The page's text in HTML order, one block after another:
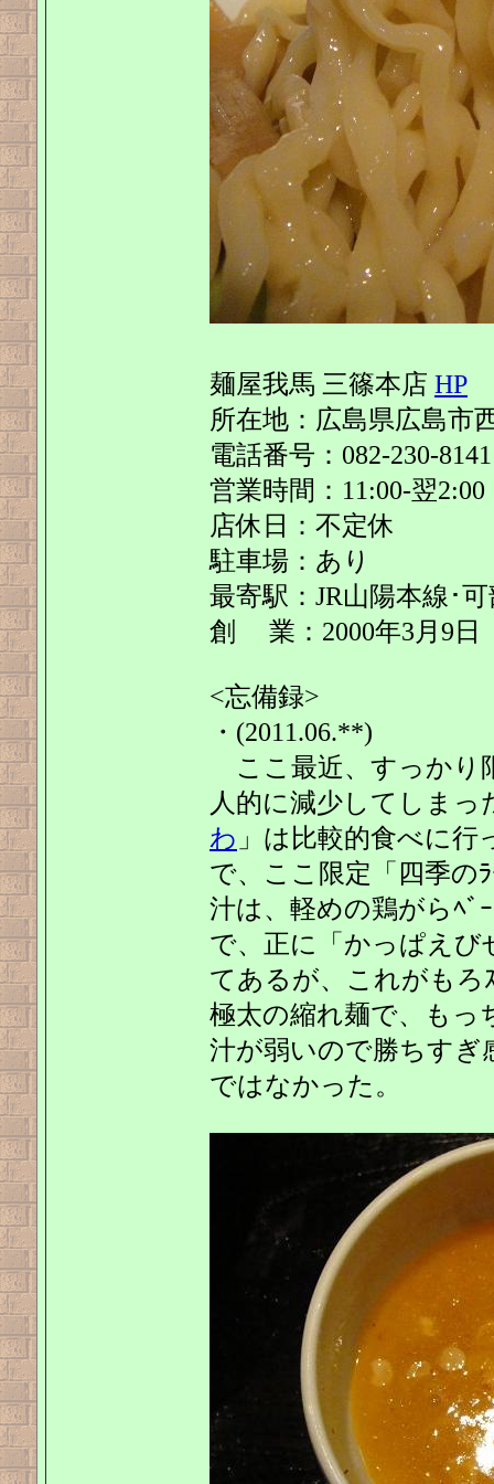
麺屋我馬 三篠本店 HP
所在地：広島県広島市
電話番号：082-230-8141
営業時間：11:00-翌2:00
店休日：不定休
駐車場：あり
最寄駅：JR山陽本線･
創 業：2000年3月9日
<忘備録>
・(2011.06.**)
ここ最近、すっかり
人的に減少してしま
わ 」は比較的食べに
で、ここ限定「四季の
汁は、軽めの鶏がらﾍﾞ
で、正に「かっぱえび
てあるが、これがも
極太の縮れ麺で、もっ
汁が弱いので勝ちすぎ
ではなかった。